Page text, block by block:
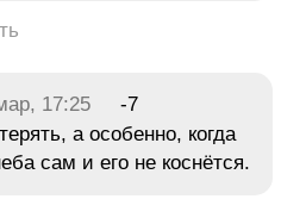
17:25
-7
а особенно, когда
сам и его не коснётся.